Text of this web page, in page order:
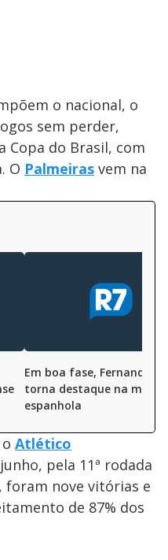
o nacional, o
sem perder,
Copa do Brasil, com
O Palmeiras vem na
Em boa fase, Fernando
torna destaque na mídia
espanhola
Atlético
pela 11ª rodada
foram nove vitórias e
de 87% dos